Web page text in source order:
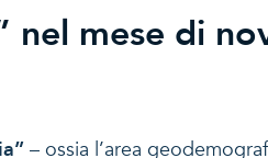
nel mese di
– ossia l’area